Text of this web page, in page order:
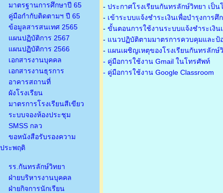
มาตรฐานการศึกษาปี 65
คู่มือกำกับติดตามฯ ปี 65
ข้อมูลสารสนเทศ 2565
แผนปฏิบัติการ 2567
แผนปฏิบัติการ 2566
เอกสารงานบุคคล
เอกสารงานธุรการ
อาคารสถานที่
ผังโรงเรียน
มาตรการโรงเรียนสีเขียว
ระบบจองห้องประชุม
SMSS กลว
ขอหนังสือรับรองความ
ประพฤติ
รร.กันทรลักษ์วิทยา
ฝ่ายบริหารงานบุคคล
ฝ่ายกิจการนักเรียน
- ประกาศโรงเรียนกันทรลักษ์วิทยา เป็
- เข้าระบบแจ้งชำระเงินเพื่อบำรุงการศึ
- ขั้นตอนการใช้งานระบบแจ้งชำระเงิน
- แนวปฏิบัติตามมาตรการควบคุมและป้
- แผนเผชิญเหตุของโรงเรียนกันทรลัก
- คู่มือการใช้งาน Gmail ในโทรศัพท์
- คู่มือการใช้งาน Google Classroom